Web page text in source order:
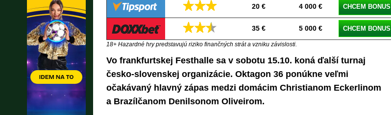
20 € 4 000 € CHCEM BONUS
35 € 5 000 € CHCEM BONUS
18+ Hazardné hry predstavujú riziko finančných strát a vzniku závislosti.
Vo frankfurtskej Festhalle sa v sobotu 15.10. koná ďalší turnaj
česko-slovenskej organizácie. Oktagon 36 ponúkne veľmi
očakávaný hlavný zápas medzi domácim Christianom Eckerlinom
a Brazílčanom Denilsonom Oliveirom.